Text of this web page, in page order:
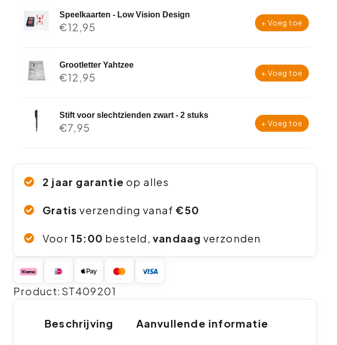
Speelkaarten - Low Vision Design
€12,95 + Voeg toe
Grootletter Yahtzee
€12,95 + Voeg toe
Stift voor slechtzienden zwart - 2 stuks
€7,95 + Voeg toe
2 jaar garantie op alles
Gratis verzending vanaf €50
Voor 15:00 besteld, vandaag verzonden
Product:ST409201
Beschrijving Aanvullende informatie